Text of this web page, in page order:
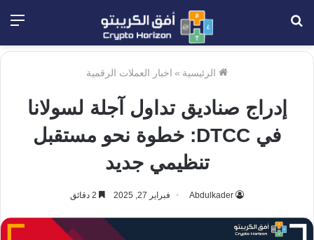
الرئيسية » اخبار العملات الرقمية
إدراج صناديق تداول آجلة لسولانا
في DTCC: خطوة نحو مستقبل
تنظيمي جديد
Abdulkader فبراير 27, 2025